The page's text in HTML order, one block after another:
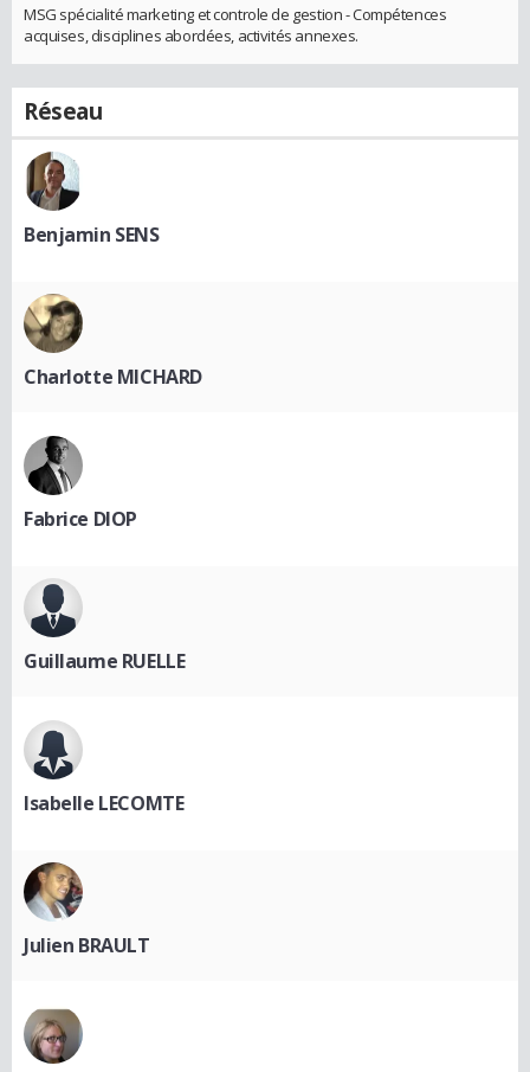
MSG spécialité marketing et controle de gestion - Compétences
acquises, disciplines abordées, activités annexes.
Réseau
Benjamin SENS
Charlotte MICHARD
Fabrice DIOP
Guillaume RUELLE
Isabelle LECOMTE
Julien BRAULT